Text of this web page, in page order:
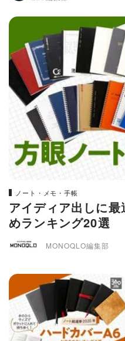
ノート・メモ・手帳
アイディア出しに
めランキング20選
MONOQLO編集部